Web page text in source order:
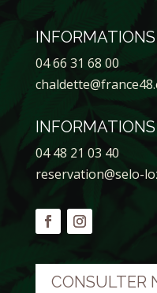
04 66 31 68 00
04 48 21 03 40
reservation@selo-
CONSULTER